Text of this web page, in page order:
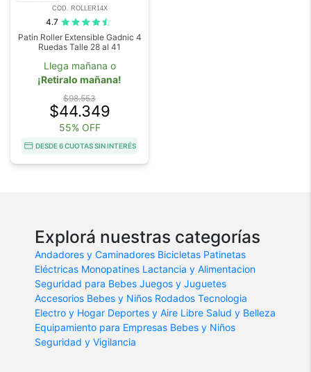
COD. ROLLER14X
4.7
Patin Roller Extensible Gadnic 4
Ruedas Talle 28 al 41
Llega mañana o
¡Retiralo mañana!
$98.553
$44.349
55% OFF
DESDE 6 CUOTAS SIN INTERÉS
Explorá nuestras categorías
Andadores y Caminadores Bicicletas Patinetas
Eléctricas Monopatines Lactancia y Alimentacion
Seguridad para Bebes Juegos y Juguetes
Accesorios Bebes y Niños Rodados Tecnologia
Electro y Hogar Deportes y Aire Libre Salud y Belleza
Equipamiento para Empresas Bebes y Niños
Seguridad y Vigilancia